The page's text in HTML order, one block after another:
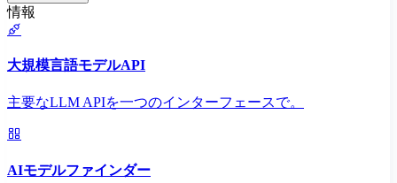
情報
大規模言語モデルAPI
主要なLLM APIを一つのインターフェースで。
AIモデルファインダー